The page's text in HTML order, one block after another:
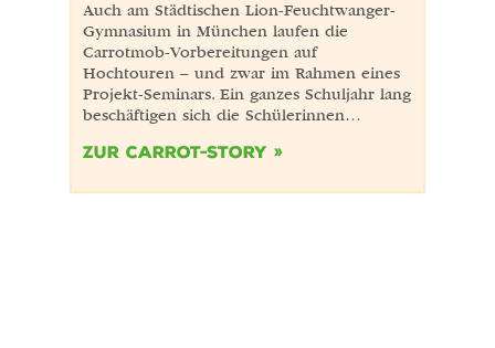
Auch am Städtischen Lion-Feuchtwanger-
Gymnasium in München laufen die
Carrotmob-Vorbereitungen auf
Hochtouren – und zwar im Rahmen eines
Projekt-Seminars. Ein ganzes Schuljahr lang
beschäftigen sich die Schülerinnen…
Zur Carrot-Story »